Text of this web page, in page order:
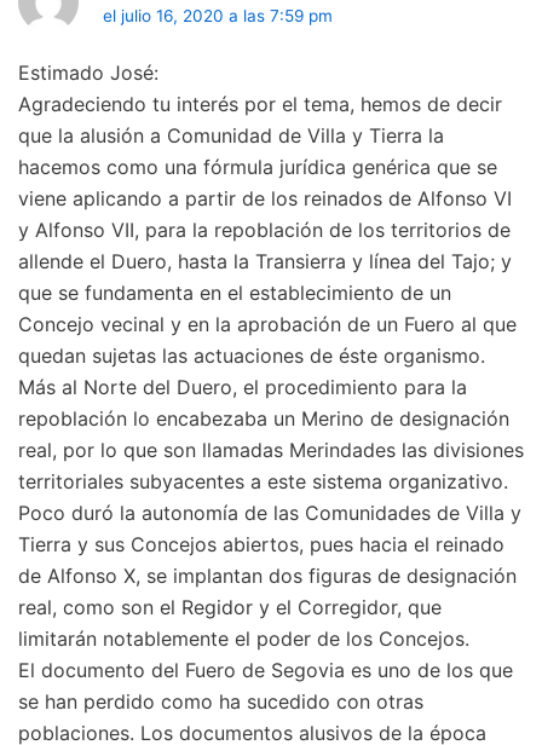
el julio 16, 2020 a las 7:59 pm
Estimado José:
Agradeciendo tu interés por el tema, hemos de decir
que la alusión a Comunidad de Villa y Tierra la
hacemos como una fórmula jurídica genérica que se
viene aplicando a partir de los reinados de Alfonso VI
y Alfonso VII, para la repoblación de los territorios de
allende el Duero, hasta la Transierra y línea del Tajo; y
que se fundamenta en el establecimiento de un
Concejo vecinal y en la aprobación de un Fuero al que
quedan sujetas las actuaciones de éste organismo.
Más al Norte del Duero, el procedimiento para la
repoblación lo encabezaba un Merino de designación
real, por lo que son llamadas Merindades las divisiones
territoriales subyacentes a este sistema organizativo.
Poco duró la autonomía de las Comunidades de Villa y
Tierra y sus Concejos abiertos, pues hacia el reinado
de Alfonso X, se implantan dos figuras de designación
real, como son el Regidor y el Corregidor, que
limitarán notablemente el poder de los Concejos.
El documento del Fuero de Segovia es uno de los que
se han perdido como ha sucedido con otras
poblaciones. Los documentos alusivos de la época